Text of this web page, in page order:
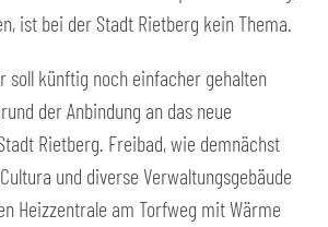
ist bei der Stadt Rietberg kein Thema.
soll künftig noch einfacher gehalten
der Anbindung an das neue
Rietberg. Freibad, wie demnächst
und diverse Verwaltungsgebäude
Heizzentrale am Torfweg mit Wärme